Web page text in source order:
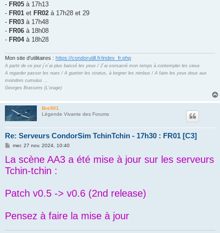
a
g
- FR05 à 17h13
- FR01 et FR02 à 17h28 et 29
- FR03 à 17h48
- FR06 à 18h08
- FR04 à 18h28
Mon site d'utilitaires : https://condorutill.fr/index_fr.php
A partir de ce jour j´n´ai plus baissé les yeux / J´ai consacré mon temps à contempler les cieux
A regarder passer les nues / A guetter les stratus, à lorgner les nimbus / A faire les yeux doux aux
moindres cumulus ...
Georges Brassens (L'orage)
Bre901
Légende Vivante des Forums
Re: Serveurs CondorSim TchinTchin - 17h30 : FR01 [C3]
M
s
s
a
g
mer. 27 nov. 2024, 10:40
La scène AA3 a été mise à jour sur les serveurs
Tchin-tchin :
Patch v0.5 -> v0.6 (2nd release)
Pensez à faire la mise à jour